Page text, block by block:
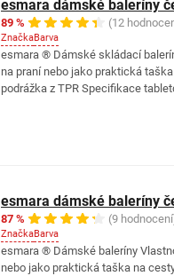
esmara dámské baleríny
89 % (12
ZnačkaBarva
esmara ® Dámské skládací
na praní nebo jako praktická
podrážka z TPR Specifikace
esmara dámské baleríny
87 % (9
ZnačkaBarva
esmara ® Dámské baleríny
nebo jako praktická taška na